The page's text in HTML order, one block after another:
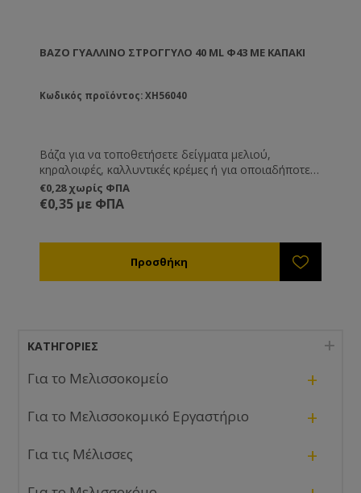
ΒΆΖΟ ΓΥΆΛΛΙΝΟ ΣΤΡΟΓΓΥΛΌ 40 ML Φ43 ΜΕ ΚΑΠΑΚΙ
Κωδικός προϊόντος: XH56040
Βάζα για να τοποθετήσετε δείγματα μελιού,
κηραλοιφές, καλλυντικές κρέμες ή για οποιαδήποτε
άλλη χρήση εσείς επιθυμείτε.
€0,28 χωρίς ΦΠΑ
€0,35 με ΦΠΑ
ΚΑΤΗΓΟΡΊΕΣ
Για το Μελισσοκομείο +
Για το Μελισσοκομικό Εργαστήριο +
Για τις Μέλισσες +